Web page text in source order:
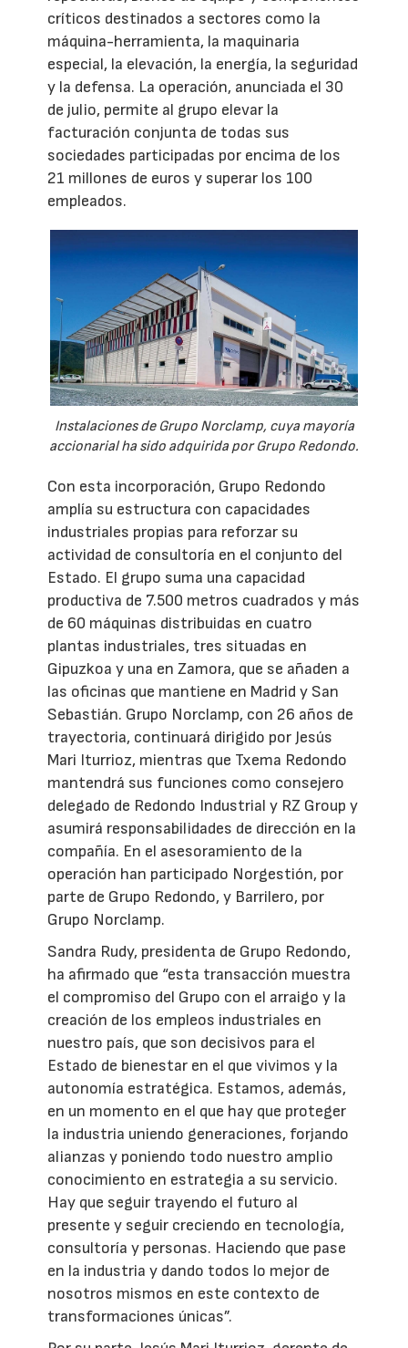
críticos destinados a sectores como la
máquina-herramienta, la maquinaria
especial, la elevación, la energía, la seguridad
y la defensa. La operación, anunciada el 30
de julio, permite al grupo elevar la
facturación conjunta de todas sus
sociedades participadas por encima de los
21 millones de euros y superar los 100
empleados.
Instalaciones de Grupo Norclamp, cuya mayoría
accionarial ha sido adquirida por Grupo Redondo.
Con esta incorporación, Grupo Redondo
amplía su estructura con capacidades
industriales propias para reforzar su
actividad de consultoría en el conjunto del
Estado. El grupo suma una capacidad
productiva de 7.500 metros cuadrados y más
de 60 máquinas distribuidas en cuatro
plantas industriales, tres situadas en
Gipuzkoa y una en Zamora, que se añaden a
las oficinas que mantiene en Madrid y San
Sebastián. Grupo Norclamp, con 26 años de
trayectoria, continuará dirigido por Jesús
Mari Iturrioz, mientras que Txema Redondo
mantendrá sus funciones como consejero
delegado de Redondo Industrial y RZ Group y
asumirá responsabilidades de dirección en la
compañía. En el asesoramiento de la
operación han participado Norgestión, por
parte de Grupo Redondo, y Barrilero, por
Grupo Norclamp.
Sandra Rudy, presidenta de Grupo Redondo,
ha afirmado que “esta transacción muestra
el compromiso del Grupo con el arraigo y la
creación de los empleos industriales en
nuestro país, que son decisivos para el
Estado de bienestar en el que vivimos y la
autonomía estratégica. Estamos, además,
en un momento en el que hay que proteger
la industria uniendo generaciones, forjando
alianzas y poniendo todo nuestro amplio
conocimiento en estrategia a su servicio.
Hay que seguir trayendo el futuro al
presente y seguir creciendo en tecnología,
consultoría y personas. Haciendo que pase
en la industria y dando todos lo mejor de
nosotros mismos en este contexto de
transformaciones únicas”.